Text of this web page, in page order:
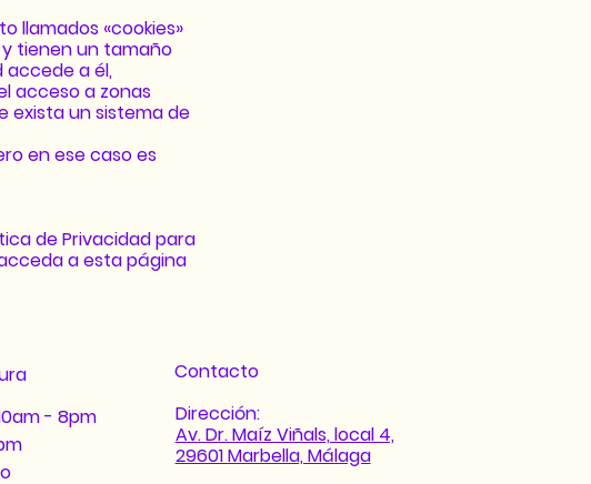
llamados «cookies»
tienen un tamaño
accede a él,
acceso a zonas
exista un sistema de
en ese caso es
de Privacidad para
a esta página
- 8pm
Contacto
Dirección:
Av. Dr. Maíz Viñals, local 4,
29601 Marbella, Málaga